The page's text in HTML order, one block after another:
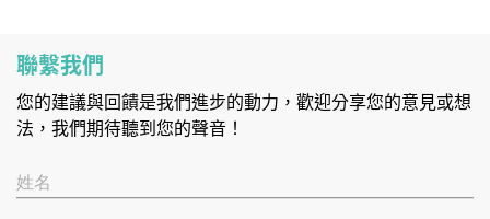
聯繫我們
您的建議與回饋是我們進步的動力，歡迎分享您的意見或想
法，我們期待聽到您的聲音！
姓名